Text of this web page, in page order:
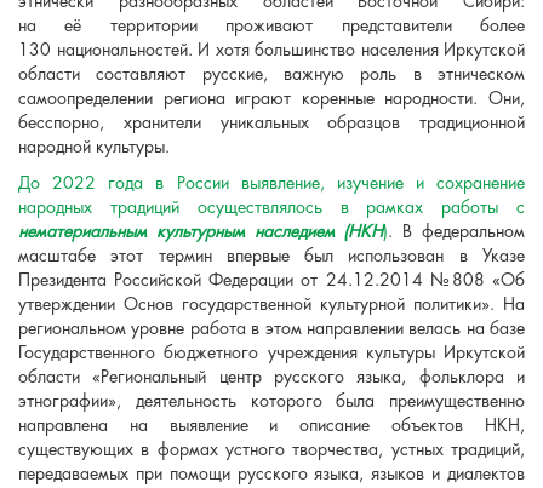
на её территории проживают представители более
130 национальностей. И хотя большинство населения Иркутской
области составляют русские, важную роль в этническом
самоопределении региона играют коренные народности. Они,
бесспорно, хранители уникальных образцов традиционной
народной культуры.
До 2022 года в России выявление, изучение и сохранение
народных традиций осуществлялось в рамках работы с
нематериальным культурным наследием (НКН). В федеральном
масштабе этот термин впервые был использован в Указе
Президента Российской Федерации от 24.12.2014 №808 «Об
утверждении Основ государственной культурной политики». На
региональном уровне работа в этом направлении велась на базе
Государственного бюджетного учреждения культуры Иркутской
области «Региональный центр русского языка, фольклора и
этнографии», деятельность которого была преимущественно
направлена на выявление и описание объектов НКН,
существующих в формах устного творчества, устных традиций,
передаваемых при помощи русского языка, языков и диалектов